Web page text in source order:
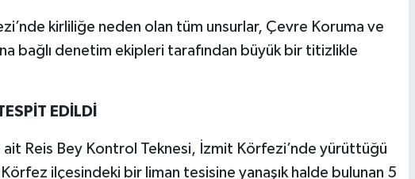
kirliliğe neden olan tüm unsurlar, Çevre Koruma ve
bağlı denetim ekipleri tarafından büyük bir titizlikle
EDİLDİ
ait Reis Bey Kontrol Teknesi, İzmit Körfezi’nde yürüttüğü
ilçesindeki bir liman tesisine yanaşık halde bulunan 5